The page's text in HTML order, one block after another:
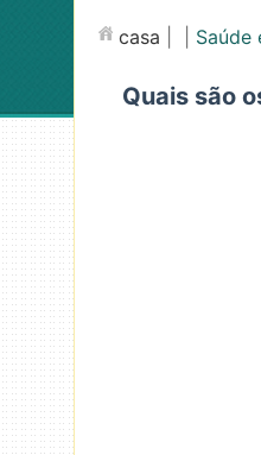
casa Saúde
Quais são